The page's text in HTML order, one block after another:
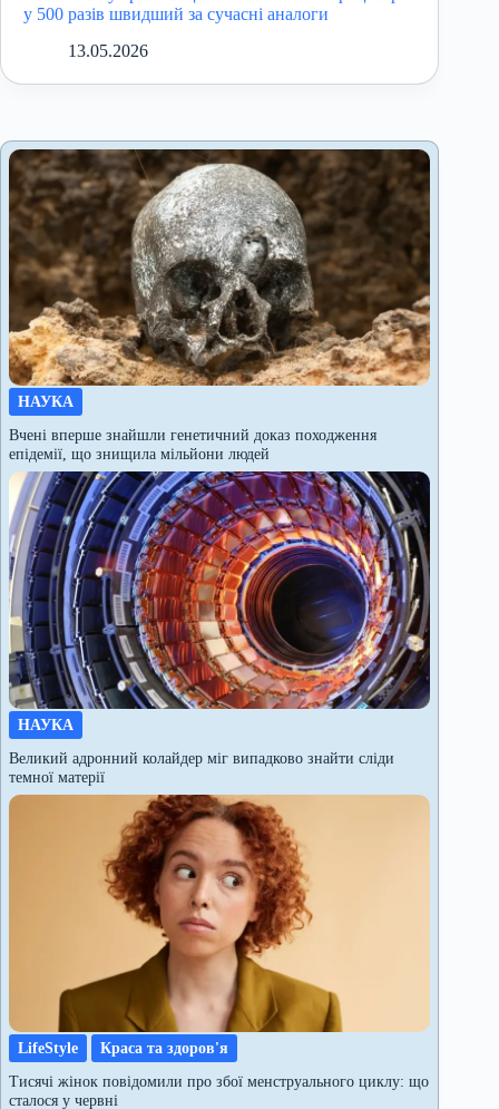
у 500 разів швидший за сучасні аналоги
13.05.2026
НАУКА
Вчені вперше знайшли генетичний доказ походження
епідемії, що знищила мільйони людей
НАУКА
Великий адронний колайдер міг випадково знайти сліди
темної матерії
LifeStyle
Краса та здоров'я
Тисячі жінок повідомили про збої менструального циклу: що
сталося у червні